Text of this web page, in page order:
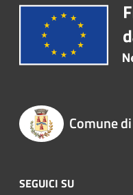
Comune
SEGUICI SU